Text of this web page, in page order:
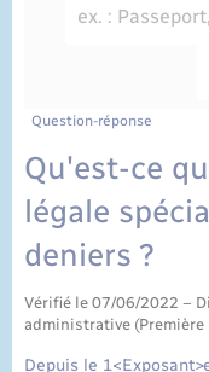
État civil
Cimetière
Question-réponse
Qu'est-ce
légale
deniers ?
Vérifié le 07/06/2022 –
administrative
Depuis le